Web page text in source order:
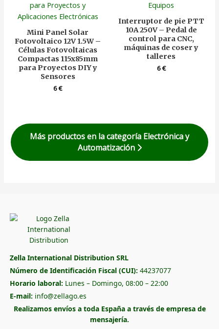
Mini Panel Solar
Fotovoltaico 12V 1.5W –
Células Fotovoltaicas
Compactas 115x85mm
para Proyectos DIY y
Sensores
6€
Interruptor de pie PTT
10A 250V – Pedal de
control para CNC,
máquinas de coser y
talleres
6€
Más productos en la categoría Electrónica y
Automatización
Zella International Distribution SRL
Número de Identificación Fiscal (CUI): 44237077
Horario laboral: Lunes – Domingo, 08:00 – 22:00
E-mail: info@zellago.es
Realizamos envíos a toda España a través de empresa de
mensajería.